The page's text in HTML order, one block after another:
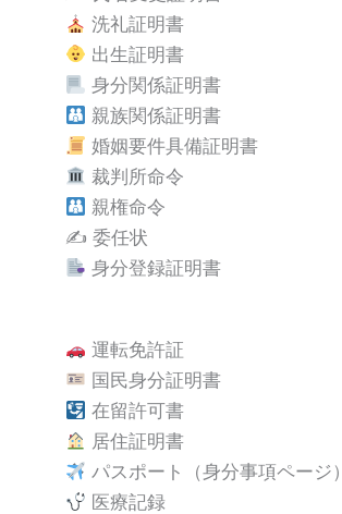
洗礼証明書
出生証明書
身分関係証明書
親族関係証明書
婚姻要件具備証明書
裁判所命令
親権命令
✍️ 委任状
身分登録証明書
運転免許証
国民身分証明書
在留許可書
居住証明書
パスポート（身分事項ページ）
医療記録